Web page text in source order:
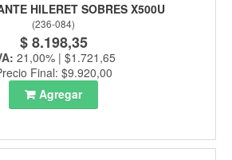
HILERET SOBRES X500U
(236-084)
$ 8.198,35
21,00% | $1.721,65
Final: $9.920,00
Agregar